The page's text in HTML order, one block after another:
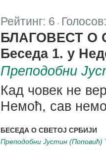
Рейтинг: 6
БЛАГОВЕСТ О
Беседа 1. у
Преподобни
Кад човек не
Немоћ, сав
БЕСЕДА О СВЕТОJ СРБИJИ
Преподобни Јустин (Поповић)